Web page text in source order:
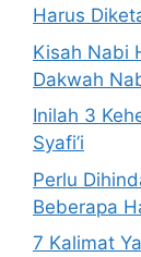
Harus
Kisah Nabi
Dakwah
Inilah 3
Syafi’i
Perlu
Beberapa
7 Kalimat